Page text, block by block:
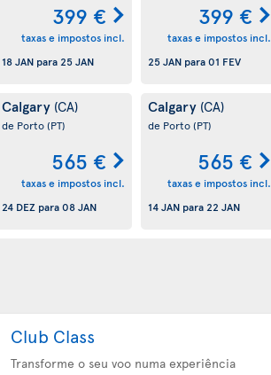
399 €
taxas e impostos incl.
18 JANpara25 JAN
399 €
taxas e impostos incl.
25 JANpara01 FEV
Calgary (CA)
de Porto(PT)
565 €
taxas e impostos incl.
24 DEZpara08 JAN
Calgary (CA)
de Porto(PT)
565 €
taxas e impostos incl.
14 JANpara22 JAN
Club Class
Transforme o seu voo numa experiência